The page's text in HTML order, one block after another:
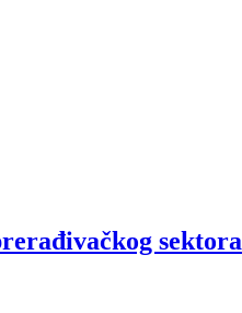
sektora